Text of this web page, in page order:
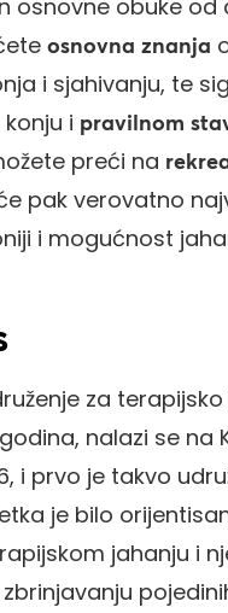
osnovne obuke od
osnovna znanja
i sjahivanju, te
i pravilnom
preći na
pak verovatno
i mogućnost
za
nalazi se na
i prvo je takvo
je bilo
jahanju i